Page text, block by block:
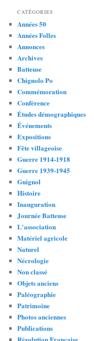
CATÉGORIES
Années 50
Années Folles
Annonces
Archives
Batteuse
Chignolo Po
Commémoration
Conférence
Études démographiques
Événements
Expositions
Fête villageoise
Guerre 1914-1918
Guerre 1939-1945
Guignol
Histoire
Inauguration
Journée Batteuse
L'association
Matériel agricole
Naturel
Nécrologie
Non classé
Objets anciens
Paléographie
Patrimoine
Photos anciennes
Publications